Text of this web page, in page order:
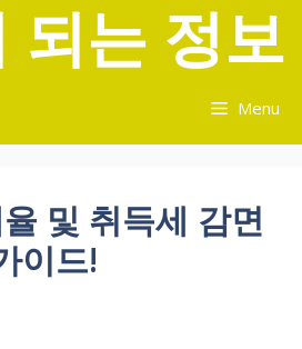
되는 정보
Menu
및 취득세 감면
이드!